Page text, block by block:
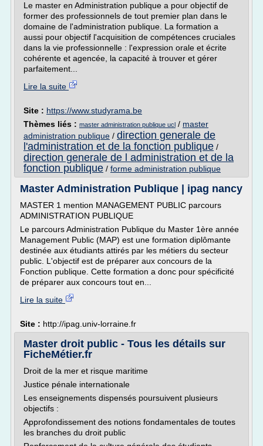
Le master en Administration publique a pour objectif de
former des professionnels de tout premier plan dans le
domaine de l'administration publique. La formation a
aussi pour objectif l'acquisition de compétences cruciales
dans la vie professionnelle : l'expression orale et écrite
cohérente et agencée, la capacité à trouver et gérer
parfaitement...
Lire la suite
Site : https://www.studyrama.be
Thèmes liés : master administration publique ucl / master
administration publique / direction generale de
l'administration et de la fonction publique /
direction generale de l administration et de la
fonction publique / forme administration publique
Master Administration Publique | ipag nancy
MASTER 1 mention MANAGEMENT PUBLIC parcours
ADMINISTRATION PUBLIQUE
Le parcours Administration Publique du Master 1ère année
Management Public (MAP) est une formation diplômante
destinée aux étudiants attirés par les métiers du secteur
public. L'objectif est de préparer aux concours de la
Fonction publique. Cette formation a donc pour spécificité
de préparer aux concours tout en...
Lire la suite
Site : http://ipag.univ-lorraine.fr
Master droit public - Tous les détails sur
FicheMétier.fr
Droit de la mer et risque maritime
Justice pénale internationale
Les enseignements dispensés poursuivent plusieurs
objectifs :
Approfondissement des notions fondamentales de toutes
les branches du droit public